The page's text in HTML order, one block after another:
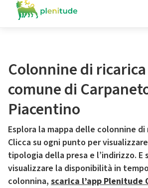
Colonnine di
comune di
Piacentino
Esplora la mappa delle colonnine
Clicca su ogni punto per
tipologia della presa e l’indirizzo. E
visualizzare la disponibilità in
colonnina, scarica l’app Plenitude